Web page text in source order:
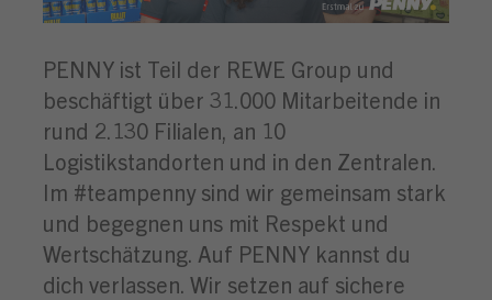
PENNY ist Teil der REWE Group und
beschäftigt über 31.000 Mitarbeitende in
rund 2.130 Filialen, an 10
Logistikstandorten und in den Zentralen.
Im #teampenny sind wir gemeinsam stark
und begegnen uns mit Respekt und
Wertschätzung. Auf PENNY kannst du
dich verlassen. Wir setzen auf sichere